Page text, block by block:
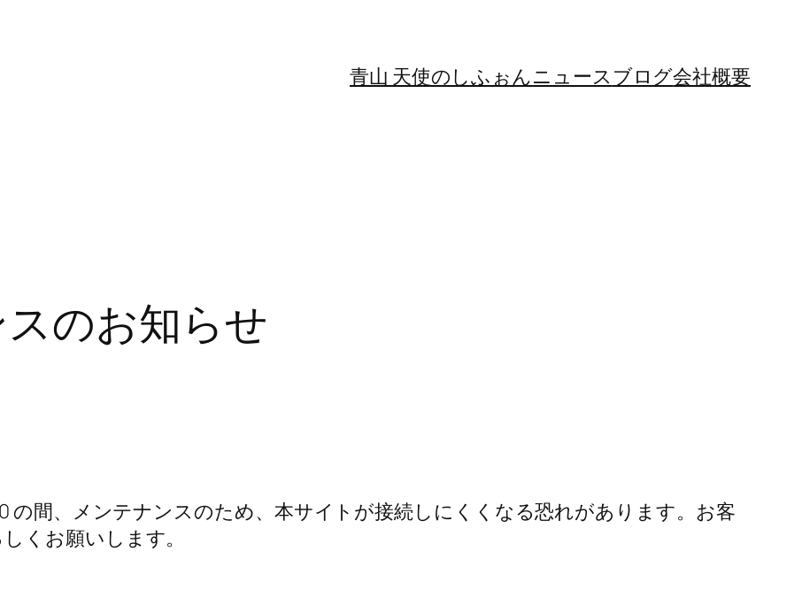
青山 天使のしふぉんニュース ブログ会社概要
のお知らせ
の間、メンテナンスのため、本サイトが接続しにくくなる恐れがあります。お客
くお願いします。